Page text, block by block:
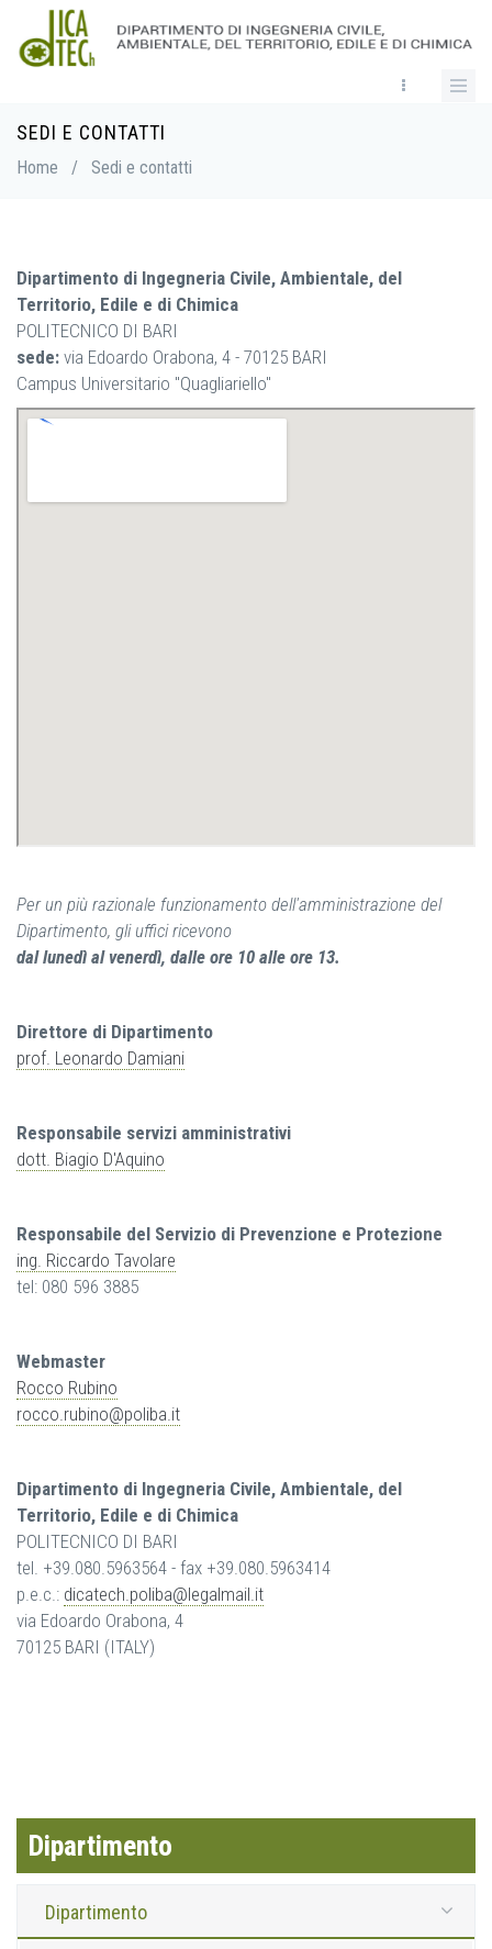
main
SEDI E CONTATTI
Breadcrumb
Home / Sedi e contatti
Dipartimento di Ingegneria Civile, Ambientale, del
Territorio, Edile e di Chimica
POLITECNICO DI BARI
sede: via Edoardo Orabona, 4 - 70125 BARI
Campus Universitario "Quagliariello"
Per un più razionale funzionamento dell'amministrazione del
Dipartimento, gli uffici ricevono
dal lunedì al venerdì, dalle ore 10 alle ore 13.
Direttore di Dipartimento
prof. Leonardo Damiani
Responsabile servizi amministrativi
dott. Biagio D'Aquino
Responsabile del Servizio di Prevenzione e Protezione
ing. Riccardo Tavolare
tel: 080 596 3885
Webmaster
Rocco Rubino
rocco.rubino@poliba.it
Dipartimento di Ingegneria Civile, Ambientale, del
Territorio, Edile e di Chimica
POLITECNICO DI BARI
tel. +39.080.5963564 - fax +39.080.5963414
p.e.c.: dicatech.poliba@legalmail.it
via Edoardo Orabona, 4
70125 BARI (ITALY)
Dipartimento
Dipartimento